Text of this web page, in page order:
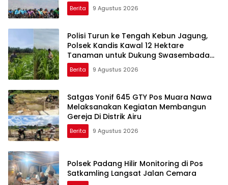
Berita 9 Agustus 2026
Polisi Turun ke Tengah Kebun Jagung,
Polsek Kandis Kawal 12 Hektare
Tanaman untuk Dukung Swasembada
Pangan
Berita 9 Agustus 2026
Satgas Yonif 645 GTY Pos Muara Nawa
Melaksanakan Kegiatan Membangun
Gereja Di Distrik Airu
Berita 9 Agustus 2026
Polsek Padang Hilir Monitoring di Pos
Satkamling Langsat Jalan Cemara